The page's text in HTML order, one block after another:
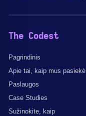
The Codest
Pagrindinis
Apie tai, kaip mus pasiekė
Paslaugos
Case Studies
Sužinokite, kaip